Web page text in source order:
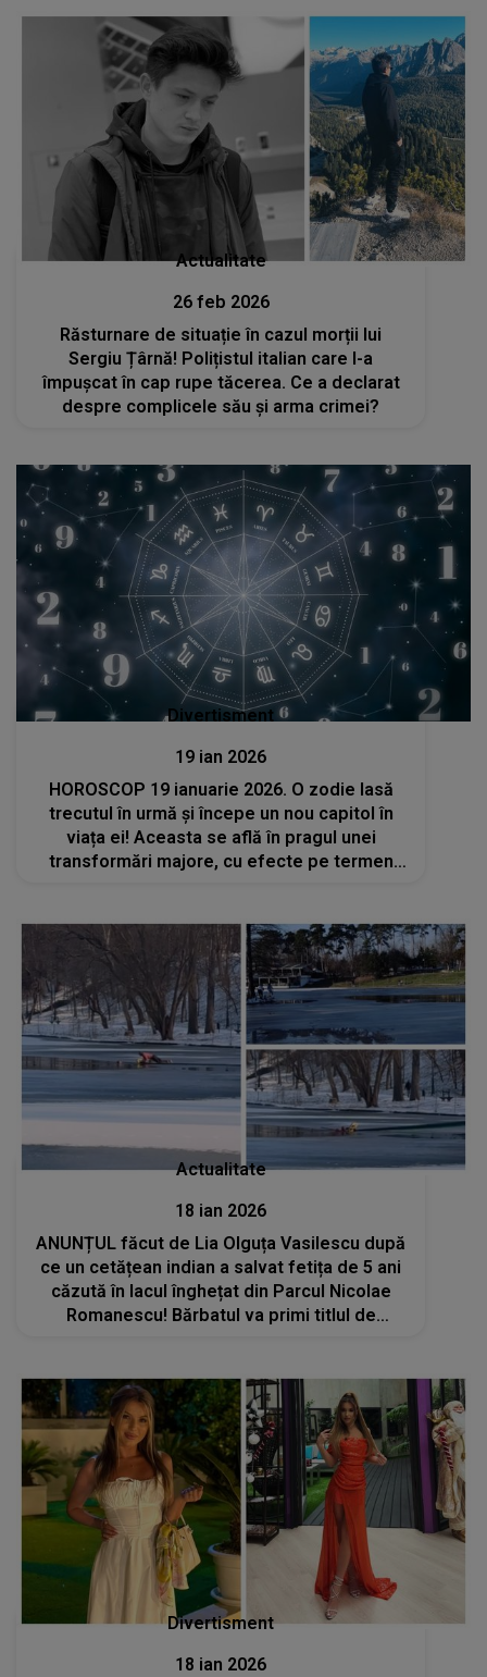
Actualitate
26 feb 2026
Răsturnare de situație în cazul morții lui
Sergiu Țârnă! Polițistul italian care l-a
împușcat în cap rupe tăcerea. Ce a declarat
despre complicele său și arma crimei?
Divertisment
19 ian 2026
HOROSCOP 19 ianuarie 2026. O zodie lasă
trecutul în urmă și începe un nou capitol în
viața ei! Aceasta se află în pragul unei
transformări majore, cu efecte pe termen
Actualitate
18 ian 2026
ANUNȚUL făcut de Lia Olguța Vasilescu după
ce un cetățean indian a salvat fetița de 5 ani
căzută în lacul înghețat din Parcul Nicolae
Romanescu! Bărbatul va primi titlul de
Divertisment
18 ian 2026